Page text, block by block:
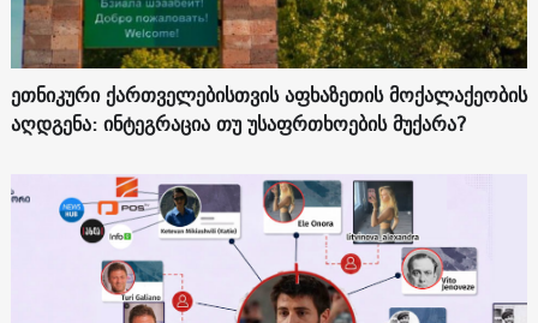
ეთნიკური ქართველებისთვის აფხაზეთის მოქალაქეობის
აღდგენა: ინტეგრაცია თუ უსაფრთხოების მუქარა?